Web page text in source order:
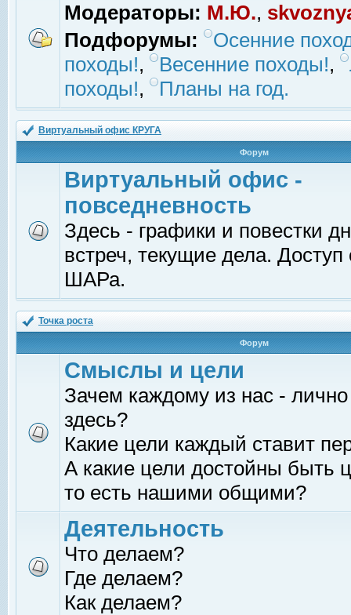
Модераторы: М.Ю.,
Подфорумы:
Осенние
походы!, Весенние походы!,
походы!, Планы на год.
Виртуальный офис КРУГА
Форум
Виртуальный офис -
повседневность
Здесь - графики и повестки
встреч, текущие дела.
ШАРа.
Точка роста
Форум
Смыслы и цели
Зачем каждому из нас -
здесь?
Какие цели каждый ставит
А какие цели достойны быть
то есть нашими общими?
Деятельность
Что делаем?
Где делаем?
Как делаем?